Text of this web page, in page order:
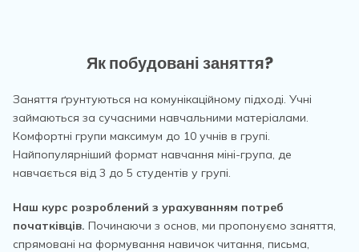
Як побудовані заняття?
Заняття ґрунтуються на комунікаційному підході. Учні
займаються за сучасними навчальними матеріалами.
Комфортні групи максимум до 10 учнів в групі.
Найпопулярніший формат навчання міні-група, де
навчається від 3 до 5 студентів у групі.
Наш курс розроблений з урахуванням потреб
початківців. Починаючи з основ, ми пропонуємо заняття,
спрямовані на формування навичок читання, письма,